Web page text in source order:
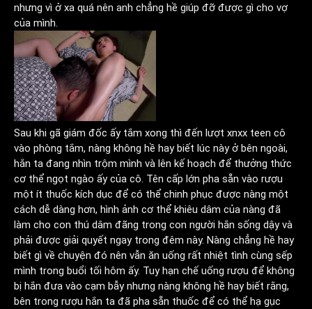
nhưng vì ở xa quá nên anh chẳng hề giúp đỡ được gì cho vợ
của mình.
Sau khi gã giám đốc ấy tắm xong thì đến lượt xnxx teen cô
vào phòng tắm, nàng không hề hay biết lúc này ở bên ngoài,
hắn ta đang nhìn trộm mình và lên kế hoạch để thưởng thức
cơ thể ngọt ngào ấy của cô. Tên cấp lớn pha sẵn vào rượu
một ít thuốc kích dục để có thể chinh phục được nàng một
cách dễ dàng hơn, hình ảnh cơ thể khiêu dâm của nàng đã
làm cho con thú dâm đãng trong con người hắn sống dậy và
phải được giải quyết ngay trong đêm này. Nàng chẳng hề hay
biết gì về chuyện đó nên vẫn ăn uống rất nhiệt tình cùng sếp
mình trong buổi tối hôm ấy. Tuy hạn chế uống rượu để không
bị hắn đưa vào cạm bẫy nhưng nàng không hề hay biết rằng,
bên trong rượu hắn ta đã pha sẵn thuốc để có thể hạ gục